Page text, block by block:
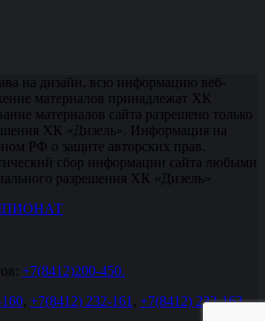
на дизайн, всю информацию веб-
материалов принадлежат ХК
материалов сайта разрешено только
ХК «Дизель». Информация на
РФ о защите авторских прав.
сбор информации сайта любыми
разрешения ХК «Дизель»
+7(8412)200-450.
, +7(8412) 232-161 , +7(8412) 232-162.